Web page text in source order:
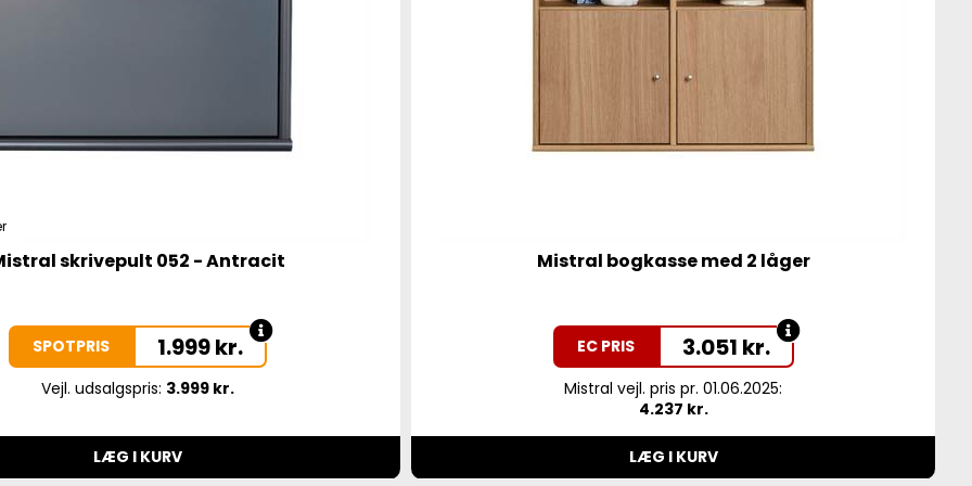
skrivepult 052 - Antracit
SPOTPRIS 1.999kr.
Vejl. udsalgspris: 3.999 kr.
LÆG I KURV
Mistral bogkasse med 2 låger
EC PRIS 3.051 kr.
Mistral vejl. pris pr. 01.06.2025:
4.237 kr.
LÆG I KURV